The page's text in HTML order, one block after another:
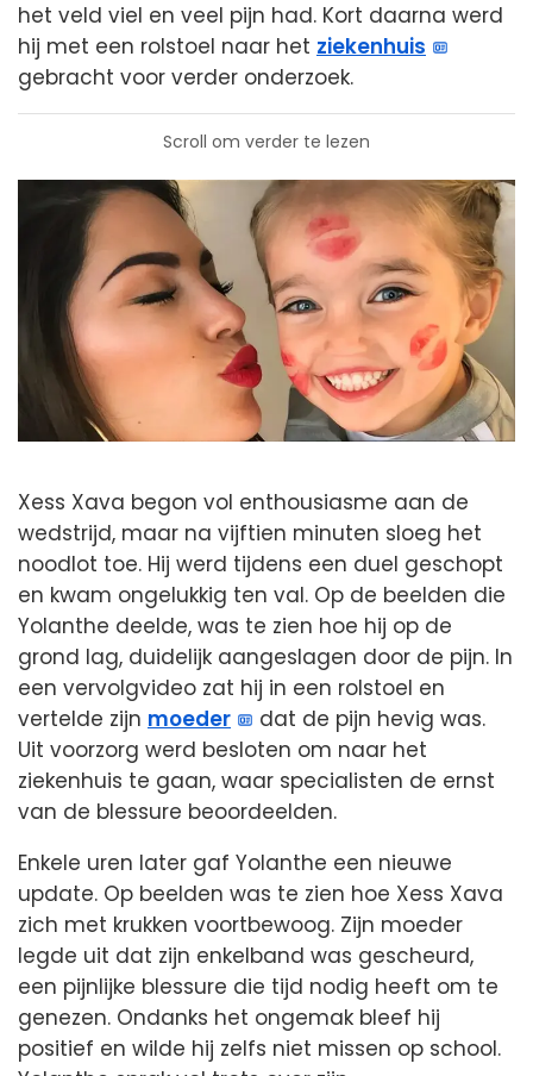
het veld viel en veel pijn had. Kort daarna werd
hij met een rolstoel naar het ziekenhuis
gebracht voor verder onderzoek.
Scroll om verder te lezen
Xess Xava begon vol enthousiasme aan de
wedstrijd, maar na vijftien minuten sloeg het
noodlot toe. Hij werd tijdens een duel geschopt
en kwam ongelukkig ten val. Op de beelden die
Yolanthe deelde, was te zien hoe hij op de
grond lag, duidelijk aangeslagen door de pijn. In
een vervolgvideo zat hij in een rolstoel en
vertelde zijn moeder
dat de pijn hevig was.
Uit voorzorg werd besloten om naar het
ziekenhuis te gaan, waar specialisten de ernst
van de blessure beoordeelden.
Enkele uren later gaf Yolanthe een nieuwe
update. Op beelden was te zien hoe Xess Xava
zich met krukken voortbewoog. Zijn moeder
legde uit dat zijn enkelband was gescheurd,
een pijnlijke blessure die tijd nodig heeft om te
genezen. Ondanks het ongemak bleef hij
positief en wilde hij zelfs niet missen op school.